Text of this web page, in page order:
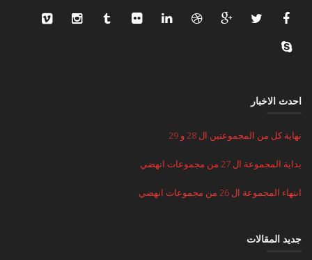
احدث الاخبار
نهاية كل من المجموعتين ال 28 و 29
بداية المجموعة ال 27 من مجموعات انهضي
انتهاء المجموعة ال 26 من مجموعات انهضي
جديد المقالات